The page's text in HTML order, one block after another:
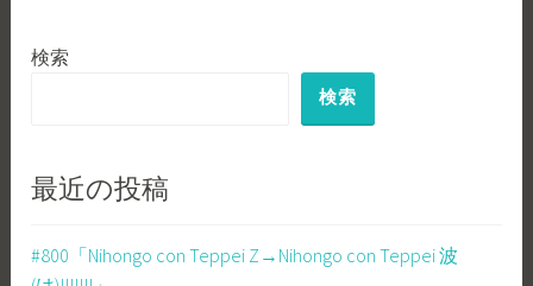
ー
ン
検索
検索
最近の投稿
#800「Nihongo con Teppei Z→Nihongo con Teppei 波